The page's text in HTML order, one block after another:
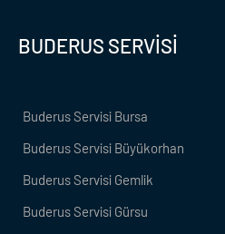
BUDERUS SERVİSİ
Buderus Servisi Bursa
Buderus Servisi Büyükorhan
Buderus Servisi Gemlik
Buderus Servisi Gürsu